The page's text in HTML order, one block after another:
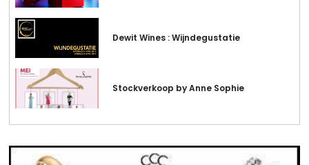
Dewit Wines : Wijndegustatie
Stockverkoop by Anne Sophie